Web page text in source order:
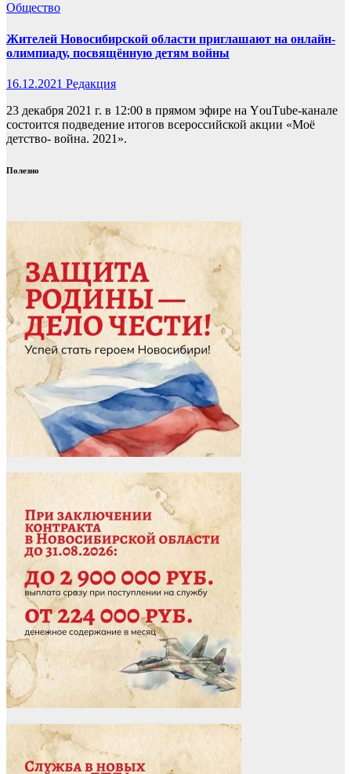
Общество
Жителей Новосибирской области приглашают на онлайн-
олимпиаду, посвящённую детям войны
16.12.2021 Редакция
23 декабря 2021 г. в 12:00 в прямом эфире на YоuТubе-канале
состоится подведение итогов всероссийской акции «Моё
детство- война. 2021».
Полезно